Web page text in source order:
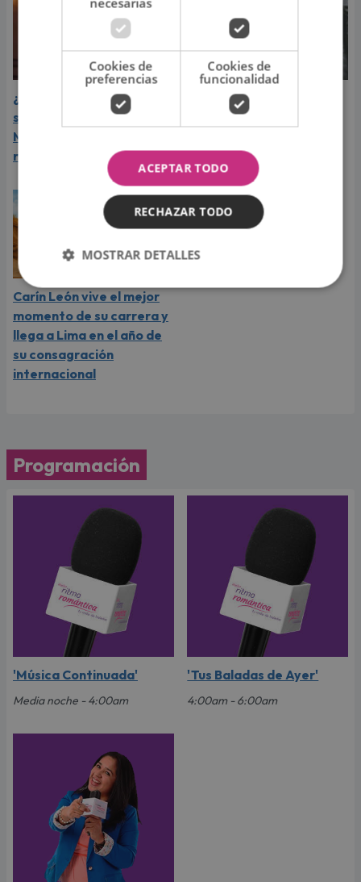
¿Greeicy espera a su
segundo hijo? Video de
Mike Bahía desata
rumores
Laura Pausini reveló cuál
de sus éxitos es su
sus seguidores
Carín León vive el mejor
momento de su carrera y
llega a Lima en el año de
su consagración
internacional
Programación
'Música Continuada'
Media noche - 4:00am
'Tus Baladas de Ayer'
4:00am - 6:00am
Cookies de
preferencias
Cookies de
funcionalidad
ACEPTAR TODO
RECHAZAR TODO
MOSTRAR DETALLES